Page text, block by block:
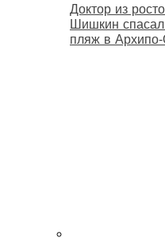
Доктор из
Шишкин
пляж в